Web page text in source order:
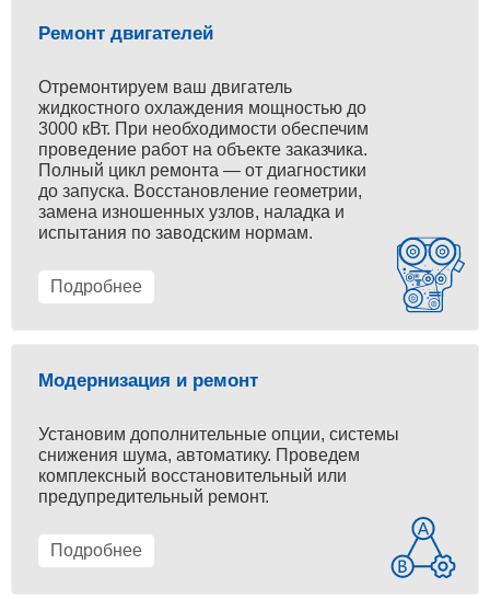
Ремонт двигателей
Отремонтируем ваш двигатель
жидкостного охлаждения мощностью до
3000 кВт. При необходимости обеспечим
проведение работ на объекте заказчика.
Полный цикл ремонта — от диагностики
до запуска. Восстановление геометрии,
замена изношенных узлов, наладка и
испытания по заводским нормам.
Подробнее
Модернизация и ремонт
Установим дополнительные опции, системы
снижения шума, автоматику. Проведем
комплексный восстановительный или
предупредительный ремонт.
Подробнее